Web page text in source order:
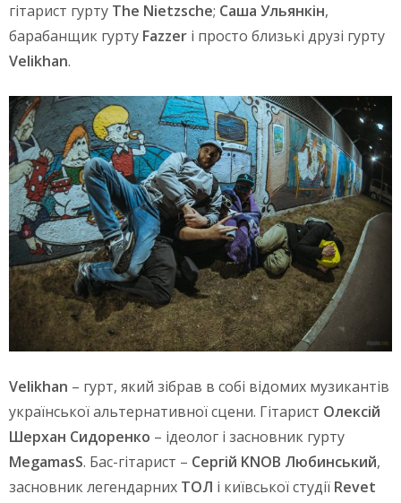
гітарист гурту The Nietzsche; Саша Ульянкін,
барабанщик гурту Fazzer і просто близькі друзі гурту
Velikhan.
Velikhan – гурт, який зібрав в собі відомих музикантів
української альтернативної сцени. Гітарист Олексій
Шерхан Сидоренко – ідеолог і засновник гурту
MegamasS. Бас-гітарист – Сергій KNOB Любинський,
засновник легендарних ТОЛ і київської студії Revet